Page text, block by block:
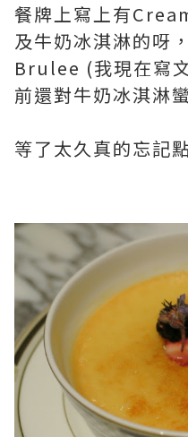
餐牌上寫上有
及牛奶冰淇淋的呀
Brulee (我現在寫
前還對牛奶冰淇淋
等了太久真的忘記